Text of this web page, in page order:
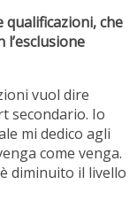
qualificazioni, che
vuol dire
secondario. Io
mi dedico agli
come venga.
diminuito il livello